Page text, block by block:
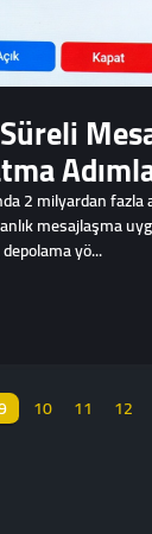
2 milyardan fazla
mesajlaşma
yö...
10 11 12